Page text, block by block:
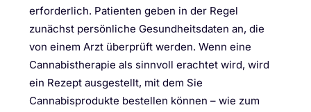
erforderlich. Patienten geben in der Regel
zunächst persönliche Gesundheitsdaten an, die
von einem Arzt überprüft werden. Wenn eine
Cannabistherapie als sinnvoll erachtet wird, wird
ein Rezept ausgestellt, mit dem Sie
Cannabisprodukte bestellen können – wie zum